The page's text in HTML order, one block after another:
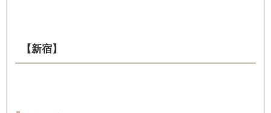
【新宿】